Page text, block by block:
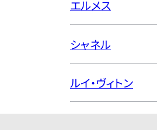
エルメス
シャネル
ルイ・ヴィトン